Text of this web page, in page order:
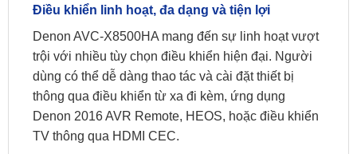
Điều khiển linh hoạt, đa dạng và tiện lợi
Denon AVC-X8500HA mang đến sự linh hoạt vượt
trội với nhiều tùy chọn điều khiển hiện đại. Người
dùng có thể dễ dàng thao tác và cài đặt thiết bị
thông qua điều khiển từ xa đi kèm, ứng dụng
Denon 2016 AVR Remote, HEOS, hoặc điều khiển
TV thông qua HDMI CEC.